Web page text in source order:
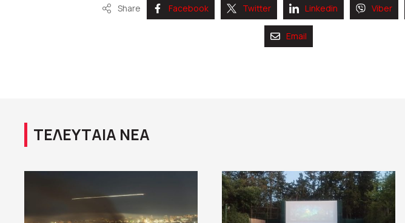
Share Facebook Twitter Linkedin Viber
Email
ΤΕΛΕΥΤΑΙΑ ΝΕΑ